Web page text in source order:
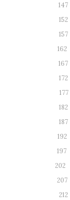
147
152
157
162
167
172
177
182
187
192
197
202
207
212